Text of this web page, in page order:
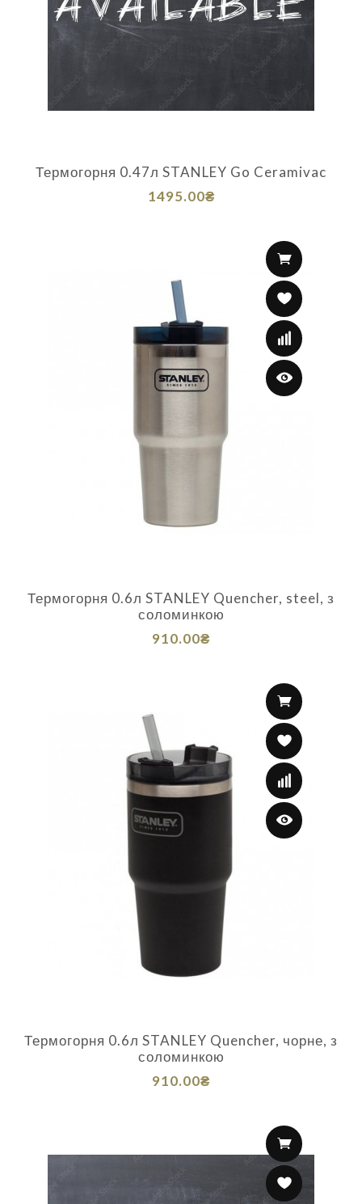
Термогорня 0.47л STANLEY Go Ceramivac
1495.00₴
Термогорня 0.6л STANLEY Quencher, steel, з
соломинкою
910.00₴
Термогорня 0.6л STANLEY Quencher, чорне, з
соломинкою
910.00₴